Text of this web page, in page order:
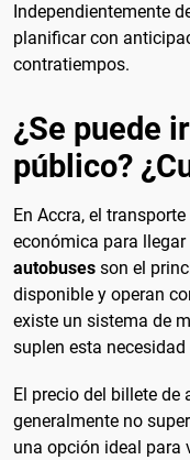
Independientemente
planificar con
contratiempos.
¿Se puede
público?
En Accra, el
económica para
autobuses son el
disponible y operan
existe un sistema de
suplen esta
El precio del billete
generalmente no
una opción ideal para